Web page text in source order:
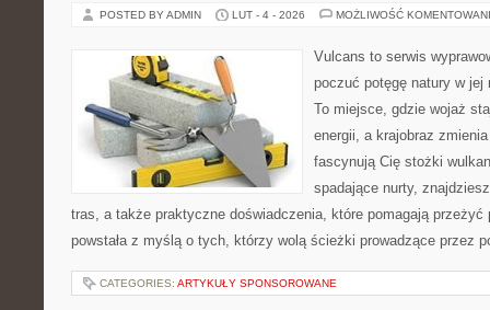
POSTED BY ADMIN LUT - 4 - 2026 MOŻLIWOŚĆ
Vulcans to serwis
poczuć potęgę natury w jej
To miejsce, gdzie wojaż
energii, a krajobraz
fascynują Cię stożki
spadające nurty,
tras, a także praktyczne doświadczenia, które pomagają przeżyć
powstała z myślą o tych, którzy wolą ścieżki prowadzące przez
CATEGORIES: ARTYKUŁY SPONSOROWANE